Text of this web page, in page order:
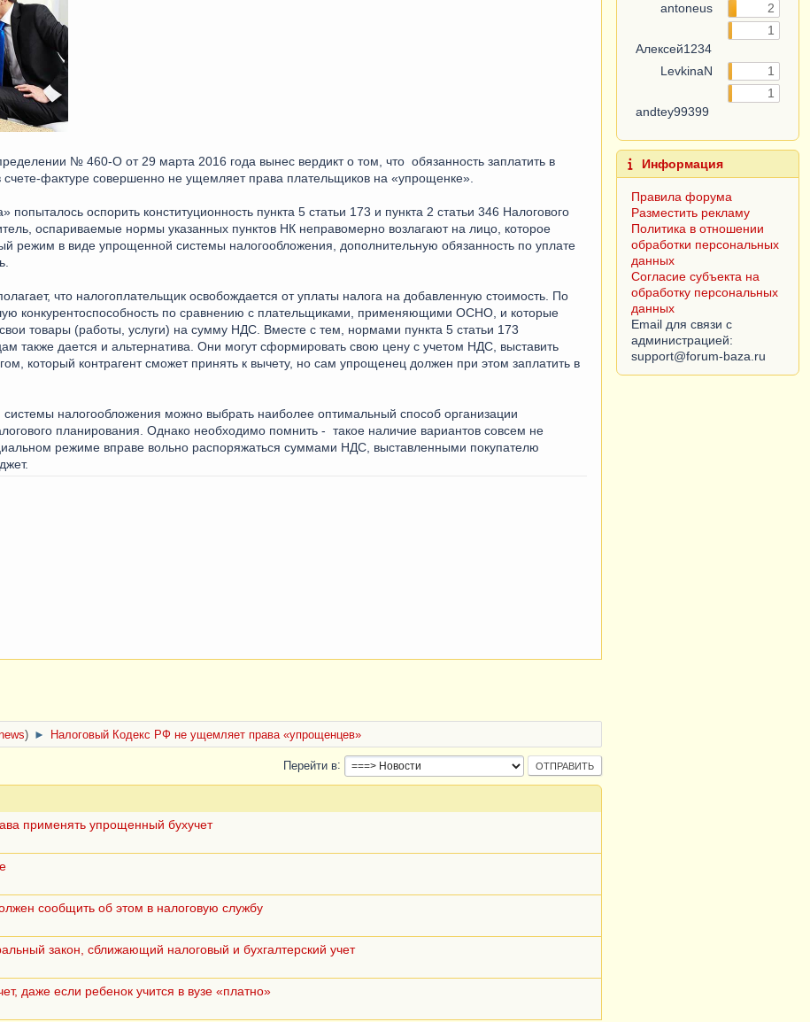
№ 460-О от 29 марта 2016 года вынес вердикт о том, что обязанность заплатить в
фактуре совершенно не ущемляет права плательщиков на «упрощенке».
оспорить конституционность пункта 5 статьи 173 и пункта 2 статьи 346 Налогового
оспариваемые нормы указанных пунктов НК неправомерно возлагают на лицо, которое
режим в виде упрощенной системы налогообложения, дополнительную обязанность по уплате
что налогоплательщик освобождается от уплаты налога на добавленную стоимость. По
конкурентоспособность по сравнению с плательщиками, применяющими ОСНО, и которые
товары (работы, услуги) на сумму НДС. Вместе с тем, нормами пункта 5 статьи 173
также дается и альтернатива. Они могут сформировать свою цену с учетом НДС, выставить
который контрагент сможет принять к вычету, но сам упрощенец должен при этом заплатить в
налогообложения можно выбрать наиболее оптимальный способ организации
планирования. Однако необходимо помнить - такое наличие вариантов совсем не
режиме вправе вольно распоряжаться суммами НДС, выставленными покупателю
) ► Налоговый Кодекс РФ не ущемляет права «упрощенцев»
Перейти в
применять упрощенный бухучет
сообщить об этом в налоговую службу
закон, сближающий налоговый и бухгалтерский учет
даже если ребенок учится в вузе «платно»
antoneus
2
Алексей1234
1
LevkinaN 1
andtey99399
1
Информация
Правила форума
Разместить рекламу
Политика в отношении
обработки персональных
данных
Согласие субъекта на
обработку персональных
данных
Email для связи с
администрацией: